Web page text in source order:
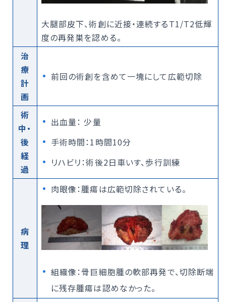
大腿部皮下、術創に近接・連続するT1/T2低輝
度の再発巣を認める。
治
療
計
画
前回の術創を含めて一塊にして広範切除
術
中・
後
経
過
出血量： 少量
手術時間：1時間10分
リハビリ：術後2日車いす、歩行訓練
病
理
肉眼像：腫瘍は広範切除されている。
組織像：骨巨細胞腫の軟部再発で、切除断端
に残存腫瘍は認めなかった。